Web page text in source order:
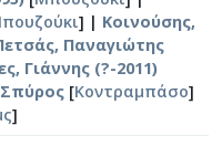
] | Κοινούσης,
Παναγιώτης
Γιάννης (?-2011)
[Κοντραμπάσο]
]